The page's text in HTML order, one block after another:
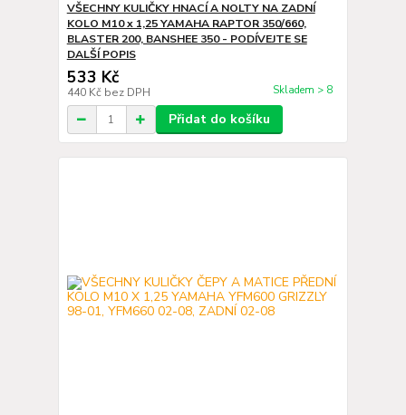
VŠECHNY KULIČKY HNACÍ A NOLTY NA ZADNÍ
KOLO M10 x 1,25 YAMAHA RAPTOR 350/660,
BLASTER 200, BANSHEE 350 - PODÍVEJTE SE
DALŠÍ POPIS
533 Kč
440 Kč bez DPH Skladem > 8
Přidat do košíku